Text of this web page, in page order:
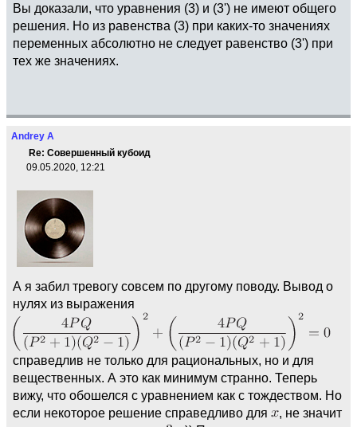
Вы доказали, что уравнения (3) и (3') не имеют общего
решения. Но из равенства (3) при каких-то значениях
переменных абсолютно не следует равенство (3') при
тех же значениях.
Andrey A
Re: Совершенный кубоид
09.05.2020, 12:21
А я забил тревогу совсем по другому поводу. Вывод о
нулях из выражения
справедлив не только для рациональных, но и для
вещественных. А это как минимум странно. Теперь
вижу, что обошелся с уравнением как с тождеством. Но
если некоторое решение справедливо для
, не значит